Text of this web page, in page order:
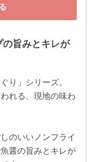
旨みとキレが
り」シリーズ。
れる、現地の味わ
のいいノンフライ
醤の旨みとキレが